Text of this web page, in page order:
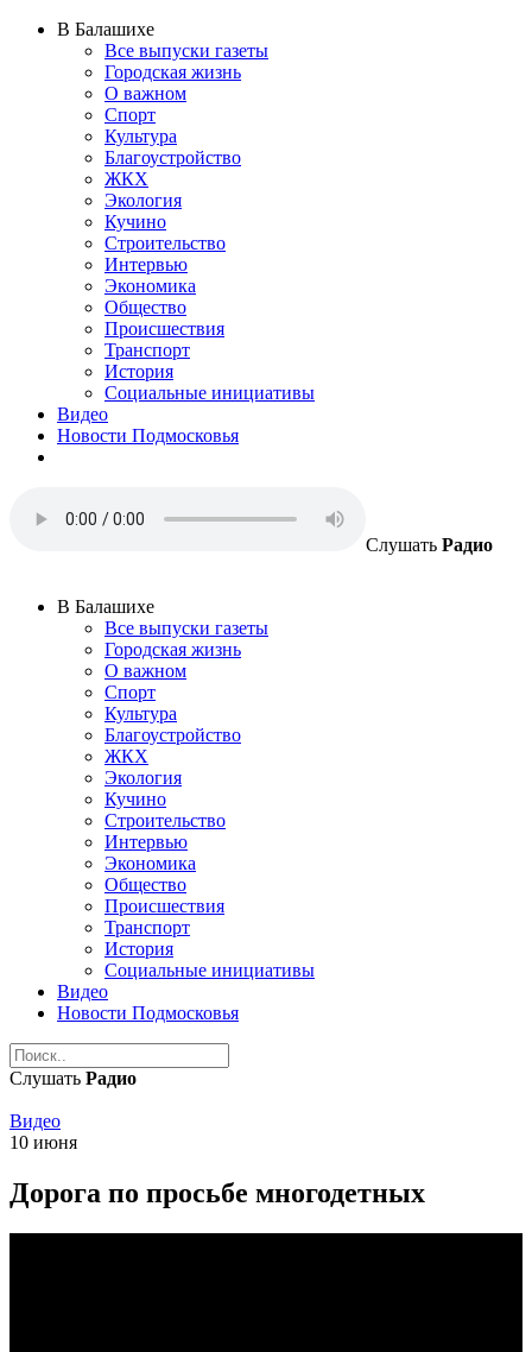
В Балашихе
Все выпуски газеты
Городская жизнь
О важном
Спорт
Культура
Благоустройство
ЖКХ
Экология
Кучино
Строительство
Интервью
Экономика
Общество
Происшествия
Транспорт
История
Социальные инициативы
Видео
Новости Подмосковья
Слушать Радио
В Балашихе
Все выпуски газеты
Городская жизнь
О важном
Спорт
Культура
Благоустройство
ЖКХ
Экология
Кучино
Строительство
Интервью
Экономика
Общество
Происшествия
Транспорт
История
Социальные инициативы
Видео
Новости Подмосковья
Слушать Радио
Видео
10 июня
Дорога по просьбе многодетных